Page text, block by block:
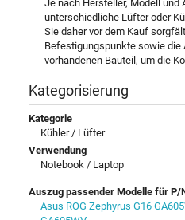
Je nach Hersteller, Modell und
unterschiedliche Lüfter oder
Sie daher vor dem Kauf
Befestigungspunkte sowie
vorhandenen Bauteil, um die
Kategorisierung
Kategorie
Kühler / Lüfter
Verwendung
Notebook / Laptop
Auszug passender Modelle für P/
Asus ROG Zephyrus G16